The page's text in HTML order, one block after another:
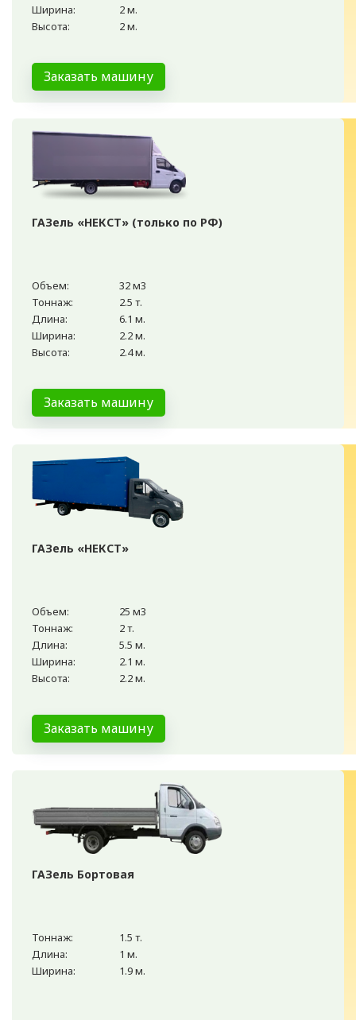
Ширина:
2 м.
Высота:
2 м.
Заказать машину
ГАЗель «НЕКСТ» (только по РФ)
Объем:
32 м3
Тоннаж:
2.5 т.
Длина:
6.1 м.
Ширина:
2.2 м.
Высота:
2.4 м.
Заказать машину
ГАЗель «НЕКСТ»
Объем:
25 м3
Тоннаж:
2 т.
Длина:
5.5 м.
Ширина:
2.1 м.
Высота:
2.2 м.
Заказать машину
ГАЗель Бортовая
Тоннаж:
1.5 т.
Длина:
1 м.
Ширина:
1.9 м.